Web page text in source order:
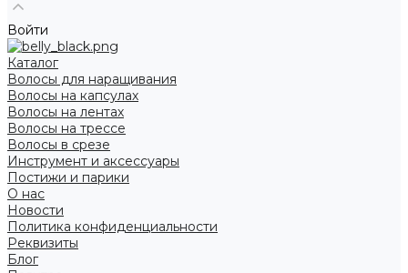
Войти
Каталог
Волосы для наращивания
Волосы на капсулах
Волосы на лентах
Волосы на трессе
Волосы в срезе
Инструмент и аксессуары
Постижи и парики
О нас
Новости
Политика конфиденциальности
Реквизиты
Блог